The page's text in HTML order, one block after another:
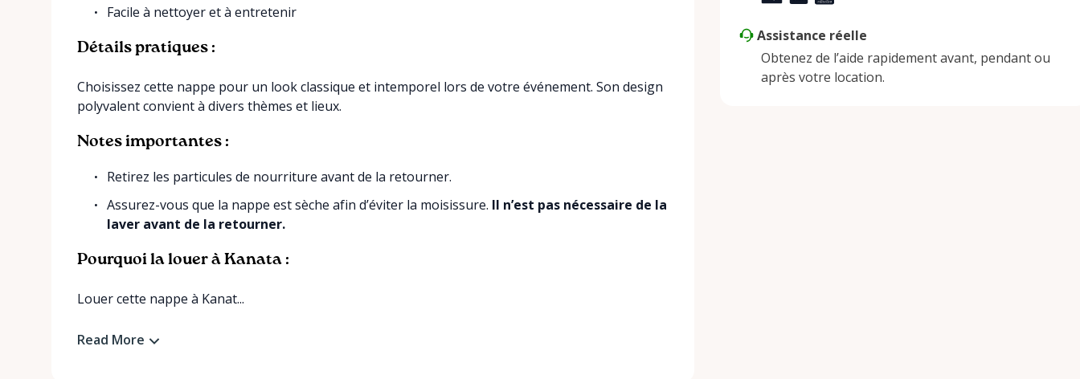
Facile à nettoyer et à entretenir
Détails pratiques :
Choisissez cette nappe pour un look classique et intemporel lors de votre événement. Son design
polyvalent convient à divers thèmes et lieux.
Notes importantes :
Retirez les particules de nourriture avant de la retourner.
Assurez-vous que la nappe est sèche afin d’éviter la moisissure. Il n’est pas nécessaire de la
laver avant de la retourner.
Pourquoi la louer à Kanata :
Louer cette nappe à Kanat...
Read More
Assistance réelle
Obtenez de l’aide rapidement avant, pendant ou
après votre location.